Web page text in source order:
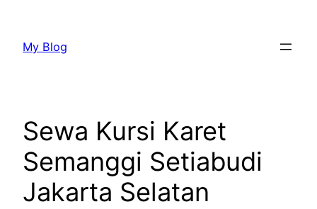
konten
My Blog
Sewa Kursi Karet
Semanggi Setiabudi
Jakarta Selatan